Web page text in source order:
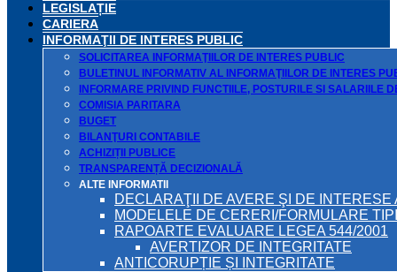
LEGISLAȚIE
CARIERA
INFORMAŢII DE INTERES PUBLIC
SOLICITAREA INFORMAŢIILOR DE INTERES PUBLIC
BULETINUL INFORMATIV AL INFORMAŢIILOR DE INTERES
INFORMARE PRIVIND FUNCTIILE, POSTURILE SI
COMISIA PARITARA
BUGET
BILANŢURI CONTABILE
ACHIZIȚII PUBLICE
TRANSPARENȚĂ DECIZIONALĂ
ALTE INFORMATII
DECLARAŢII DE AVERE ŞI DE
MODELELE DE CERERI/FORMULARE
RAPOARTE EVALUARE LEGEA 544/2001
AVERTIZOR DE INTEGRITATE
ANTICORUPȚIE ȘI INTEGRITATE